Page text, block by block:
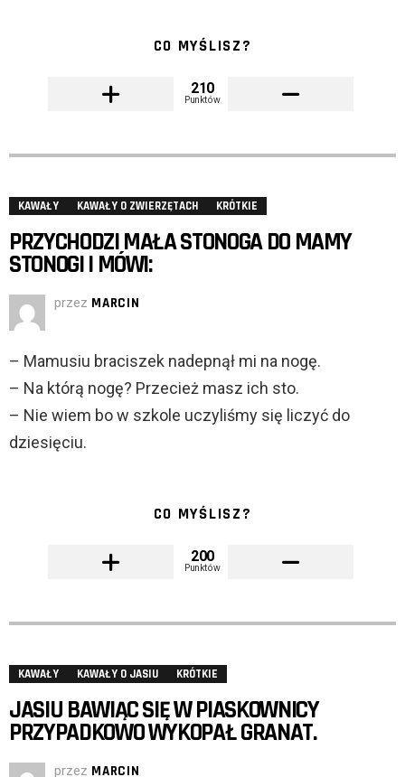
CO MYŚLISZ?
210
Punktów
KAWAŁY KAWAŁY O ZWIERZĘTACH KRÓTKIE
PRZYCHODZI MAŁA STONOGA DO MAMY
STONOGI I MÓWI:
przez MARCIN
– Mamusiu braciszek nadepnął mi na nogę.
– Na którą nogę? Przecież masz ich sto.
– Nie wiem bo w szkole uczyliśmy się liczyć do
dziesięciu.
CO MYŚLISZ?
200
Punktów
KAWAŁY KAWAŁY O JASIU KRÓTKIE
JASIU BAWIĄC SIĘ W PIASKOWNICY
PRZYPADKOWO WYKOPAŁ GRANAT.
przez MARCIN